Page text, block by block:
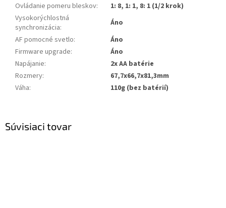
Súvisiaci tovar
Ovládanie pomeru bleskov:
1: 8, 1: 1, 8: 1 (1/2 krok)
Vysokorýchlostná
synchronizácia:
Áno
AF pomocné svetlo:
Áno
Firmware upgrade:
Áno
Napájanie:
2x AA batérie
Rozmery:
67,7x66,7x81,3mm
Váha: 110g (bez batérií)